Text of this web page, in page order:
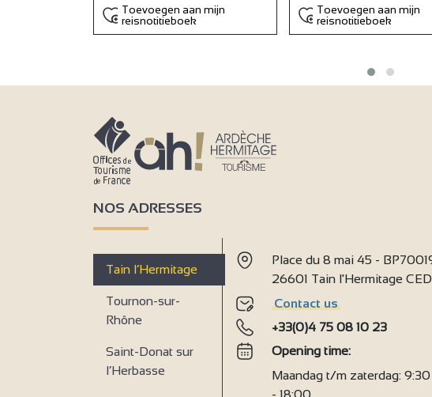
Toevoegen aan mijn
reisnotitieboek
Toevoegen aan mijn
reisnotitieboek
NOS ADRESSES
Tain l’Hermitage
Tournon-sur-
Rhône
Saint-Donat sur
l’Herbasse
Place du 8 mai 45 -
26601 Tain l'Hermitage
Contact us
+33(0)4 75 08 10 23
Opening time:
Maandag t/m zaterdag:
- 18:00